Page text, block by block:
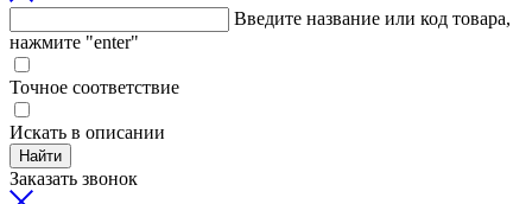
Введите название или код товара,
нажмите "enter"
Точное соответствие
Искать в описании
Найти
Заказать звонок